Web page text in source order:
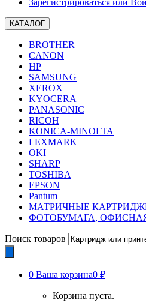
Зарегистрироваться или
КАТАЛОГ
BROTHER
CANON
HP
SAMSUNG
XEROX
KYOCERA
PANASONIC
RICOH
KONICA-MINOLTA
LEXMARK
OKI
SHARP
TOSHIBA
EPSON
Pantum
МАТРИЧНЫЕ
ФОТОБУМАГА,
Поиск товаров
0 Ваша корзина0 ₽
Корзина пуста.